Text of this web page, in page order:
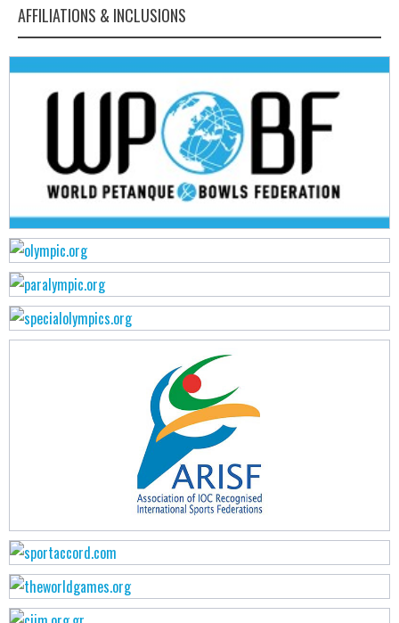
AFFILIATIONS & INCLUSIONS